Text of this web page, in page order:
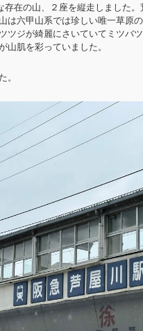
存在の山、２座を縦走しました
は六甲山系では珍しい唯一草原
ツジが綺麗にさいていてミツバ
山肌を彩っていました。
。